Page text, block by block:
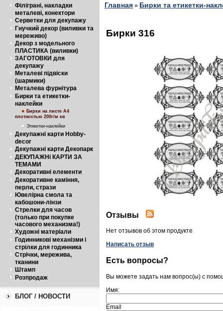
Філіграні, накладки
металеві, конектори
Серветки для декупажу
Гнучкий декор (виливки та
мереживо)
Декор з модельного
ПЛАСТИКА (виливки)
ЗАГОТОВКИ для
декупажу
Металеві підвіски
(шармики)
Металева фурнітура
Бирки та етикетки-
наклейки
Бирки на листе А4
плотностью 200г/м кв
Этикетки-наклейки
Декупажні карти Hobby-
decor
Декупажні карти Декопарк
ДЕКУПАЖНі КАРТИ ЗА
ТЕМАМИ
Декоративні елементи
Декоративне каміння,
перли, стрази
Ювелірна смола та
кабошони-лінзи
Стрелки для часов
(только при покупке
часового механизма!)
Художні матеріали
Годинникові механізми і
стрілки для годинника
Стрічки, мережива,
тканини
Штамп
Розпродаж
БЛОГ / НОВОСТИ
Главная » Бирки та етикетки-
Бирки 316
Отзывы
Нет отзывов об этом продукте
Написать отзыв
Есть вопросы?
Вы можете задать нам вопрос(ы) с
Имя:
Email